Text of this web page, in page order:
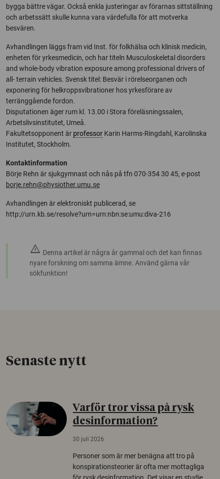
bygga bättre vägar. Också enkla justeringar av förarnas sittställning
och arbetssätt skulle kunna vara värdefulla för att motverka
besvären.
Avhandlingen läggs fram vid Inst. för folkhälsa och klinisk medicin,
enheten för yrkesmedicin, och har titeln Musculoskeletal disorders
and whole-body vibration exposure among professional drivers of
all- terrain vehicles. Svensk titel: Besvär i rörelseorganen och
exponering för helkroppsvibrationer hos yrkesförare av
terränggående fordon.
Disputationen äger rum kl. 13.00 i Stora föreläsningssalen,
Arbetslivsinstitutet, Umeå.
Fakultetsopponent är professor Karin Harms-Ringdahl, Karolinska
Institutet, Stockholm.
Kontaktinformation
Börje Rehn är sjukgymnast och nås på tfn 070-354 30 45, e-post
borje.rehn@physiother.umu.se
Avhandlingen är elektroniskt publicerad, se
http://urn.kb.se/resolve?urn=urn:nbn:se:umu:diva-216
warning Denna artikel är några år gammal och det kan finnas
nyare forskning om samma ämne. Använd gärna vår
sökfunktion!
Senaste nytt
Varför tror vissa på rysk
desinformation?
30 juli 2026
Personer som är mer benägna att tro på
konspirationsteorier är ofta mer mottagliga